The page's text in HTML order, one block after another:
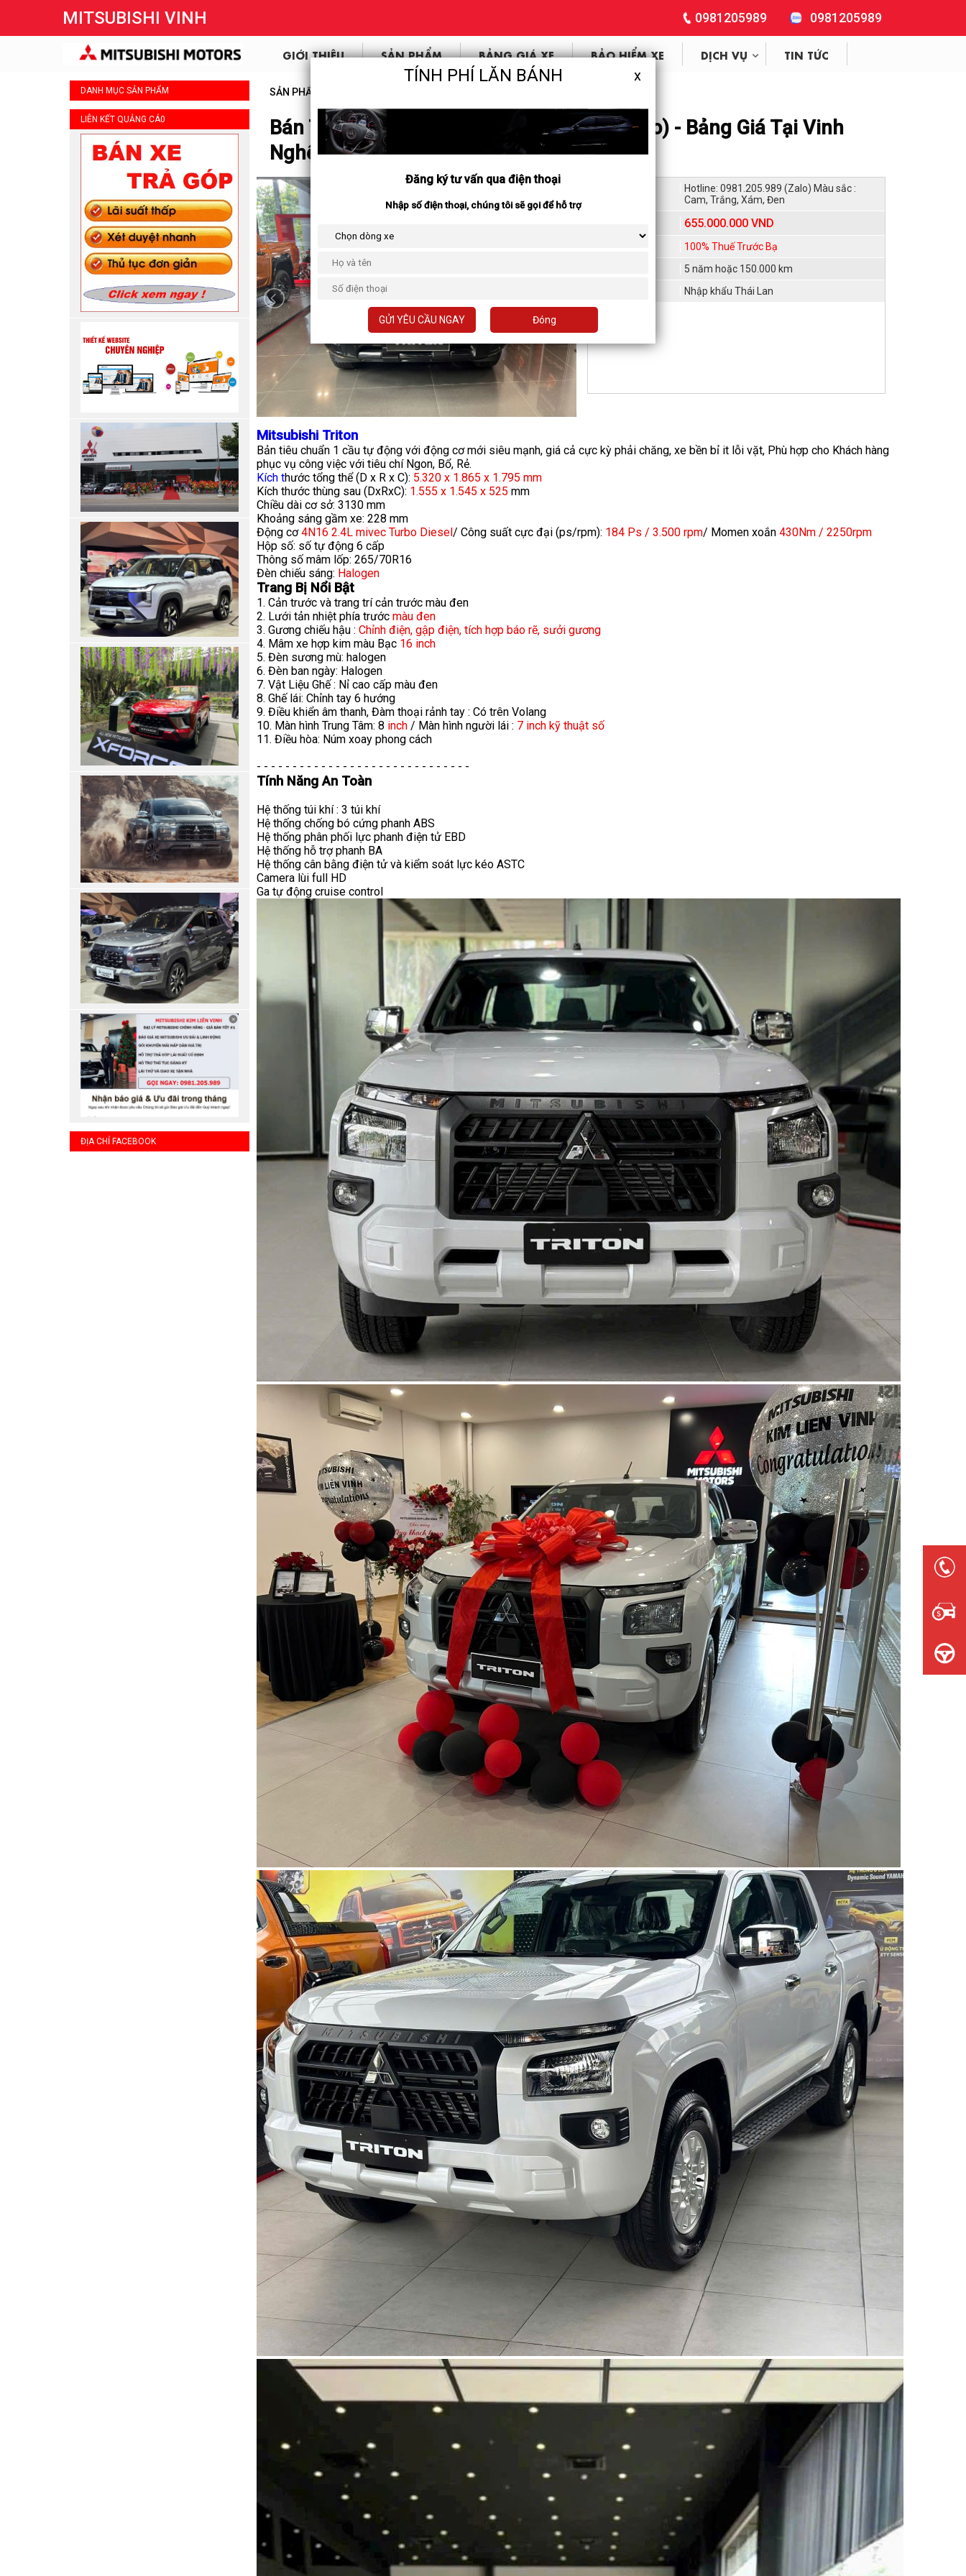
MITSUBISHI VINH 0981205989
0981205989
GIỚI THIỆU SẢN PHẨM BẢNG GIÁ XE BẢO HIỂM XE DỊCH VỤ TIN TỨC
SẢN PHẨM
Bán Tải Triton GLX 4x2 AT (0981205989 zalo) - Bảng Giá Tại Vinh
Nghệ An
Hotline: 0981.205.989 (Zalo) Màu sắc :
Cam, Trắng, Xám, Đen
655.000.000 VND
100% Thuế Trước Bạ
5 năm hoặc 150.000 km
Nhập khẩu Thái Lan
Mitsubishi Triton
Bản tiêu chuẩn 1 cầu tự động với động cơ mới siêu mạnh, giá cả cực kỳ phải chăng, xe bền bỉ it lỗi vặt, Phù hợp cho Khách hàng
phục vụ công việc với tiêu chí Ngon, Bổ, Rẻ.
Kích thước tổng thể (D x R x C): 5.320 x 1.865 x 1.795 mm
Kích thước thùng sau (DxRxC): 1.555 x 1.545 x 525 mm
Chiều dài cơ sở: 3130 mm
Khoảng sáng gầm xe: 228 mm
Động cơ4N16 2.4L mivec Turbo Diesel/ Công suất cực đại (ps/rpm): 184 Ps / 3.500 rpm/ Momen xoắn 430Nm / 2250rpm
Hộp số: số tự động 6 cấp
Thông số mâm lốp: 265/70R16
Đèn chiếu sáng: Halogen
Trang Bị Nổi Bật
1. Cản trước và trang trí cản trước màu đen
2. Lưới tản nhiệt phía trước màu đen
3. Gương chiếu hậu : Chỉnh điện, gập điện, tích hợp báo rẽ, sưởi gương
4. Mâm xe hợp kim màu Bạc 16 inch
5. Đèn sương mù: halogen
6. Đèn ban ngày: Halogen
7. Vật Liệu Ghế : Nỉ cao cấp màu đen
8. Ghế lái: Chỉnh tay 6 hướng
9. Điều khiển âm thanh, Đàm thoại rảnh tay : Có trên Volang
10. Màn hình Trung Tâm: 8 inch / Màn hình người lái : 7 inch kỹ thuật số
11. Điều hòa: Núm xoay phong cách
- - - - - - - - - - - - - - - - - - - - - - - - - - - - - -
Tính Năng An Toàn
Hệ thống túi khí : 3 túi khí
Hệ thống chống bó cứng phanh ABS
Hệ thống phân phối lực phanh điện tử EBD
Hệ thống hỗ trợ phanh BA
Hệ thống cân bằng điện tử và kiểm soát lực kéo ASTC
Camera lùi full HD
Ga tự động cruise control
DANH MỤC SẢN PHẨM
LIÊN KẾT QUẢNG CÁ0
ĐỊA CHỈ FACEBOOK
TÍNH PHÍ LĂN BÁNH x
Đăng ký tư vấn qua điện thoại
Nhập số điện thoại, chúng tôi sẽ gọi để hỗ trợ
GỬI YÊU CẦU NGAY Đóng